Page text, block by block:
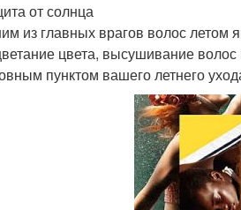
от солнца
из главных врагов волос летом
цвета, высушивание
пунктом вашего летнего